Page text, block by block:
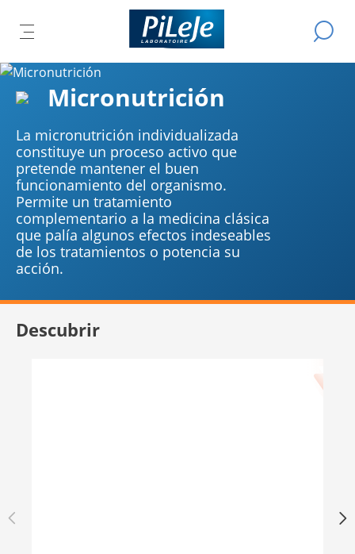
ABRIR
EL
PRINCIPAL
Todos
los
laboratorio
Efectuar
una
Micronutrición
La micronutrición individualizada
constituye un proceso activo que
pretende mantener el buen
funcionamiento del organismo.
Permite un tratamiento
complementario a la medicina clásica
que palía algunos efectos indeseables
de los tratamientos o potencia su
acción.
Descubrir